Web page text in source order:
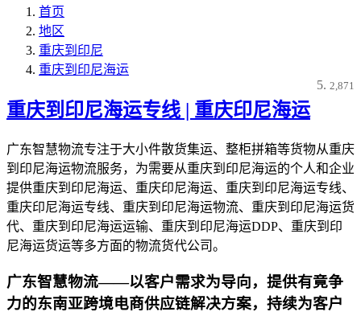
首页
地区
重庆到印尼
重庆到印尼海运
2,871
重庆到印尼海运专线 | 重庆印尼海运
广东智慧物流专注于大小件散货集运、整柜拼箱等货物从重庆
到印尼海运物流服务，为需要从重庆到印尼海运的个人和企业
提供重庆到印尼海运、重庆印尼海运、重庆到印尼海运专线、
重庆印尼海运专线、重庆到印尼海运物流、重庆到印尼海运货
代、重庆到印尼海运运输、重庆到印尼海运DDP、重庆到印
尼海运货运等多方面的物流货代公司。
广东智慧物流——以客户需求为导向，提供有竟争
力的东南亚跨境电商供应链解决方案，持续为客户